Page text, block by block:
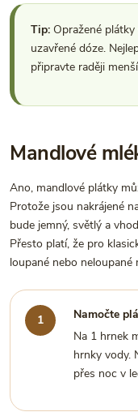
Tip: Opražené
uzavřené dóze.
připravte raději
Mandlové
Ano, mandlové plátky
Protože jsou nakrájené
bude jemný, světlý a
Přesto platí, že pro
loupané nebo neloupané
Namočte
Na 1 hrnek
hrnky vody.
přes noc v